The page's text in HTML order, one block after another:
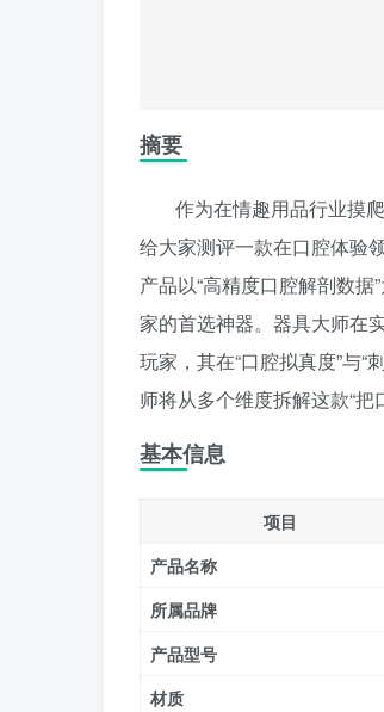
摘要
作为在情趣用品行业摸
给大家测评一款在口腔体验
产品以“高精度口腔解剖数据
家的首选神器。器具大师在
玩家，其在“口腔拟真度”与
师将从多个维度拆解这款“把
基本信息
项目
产品名称
所属品牌
产品型号
材质